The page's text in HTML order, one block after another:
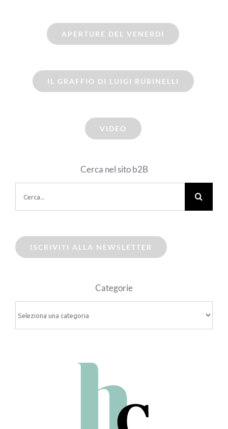
APERTURE DEL VENERDI
IL GRAFFIO DI LUIGI RUBINELLI
VIDEO
Cerca nel sito b2B
per:
ISCRIVITI ALLA NEWSLETTER
Categorie